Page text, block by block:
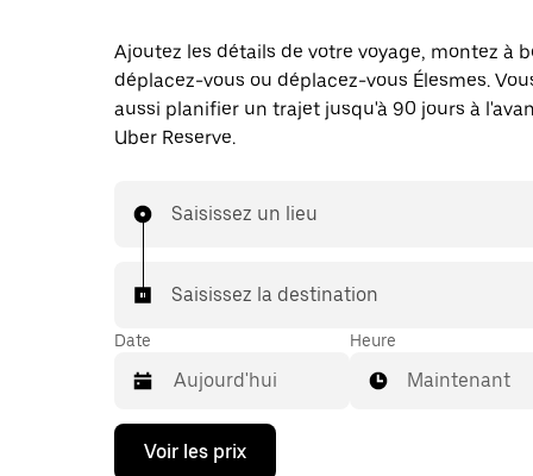
Ajoutez les détails de votre voyage, montez à
déplacez-vous ou déplacez-vous Élesmes.
aussi planifier un trajet jusqu'à 90 jours à
Uber Reserve.
Saisissez un lieu
Saisissez la destination
Date
Appuyez
Heure
Maintenant
Voir les prix